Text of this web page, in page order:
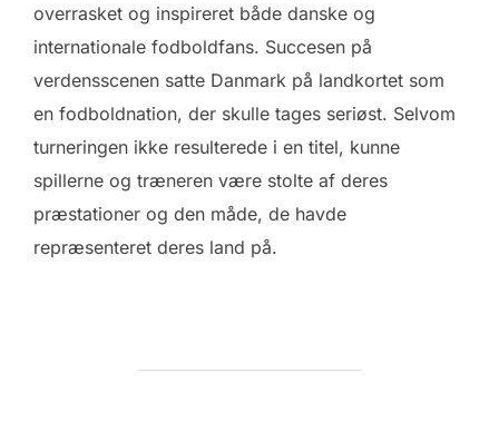
overrasket og inspireret både danske og
internationale fodboldfans. Succesen på
verdensscenen satte Danmark på landkortet som
en fodboldnation, der skulle tages seriøst. Selvom
turneringen ikke resulterede i en titel, kunne
spillerne og træneren være stolte af deres
præstationer og den måde, de havde
repræsenteret deres land på.